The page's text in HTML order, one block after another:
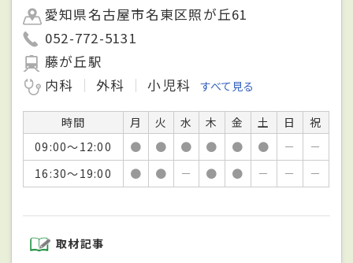
愛知県名古屋市名東区照が丘61
052-772-5131
藤が丘駅
内科
外科 小児科 すべて見る
時間 月 火 水 木 金 土 日
祝
09:00～12:00
● ● ● ● ● ● －
－
16:30～19:00
● ● － ● ● － － －
取材記事